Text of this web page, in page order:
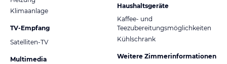
Klimaanlage
TV-Empfang
Satelliten-TV
Multimedia
Haushaltsgeräte
Kaffee- und
Teezubereitungsmöglichkeiten
Kühlschrank
Weitere Zimmerinformationen